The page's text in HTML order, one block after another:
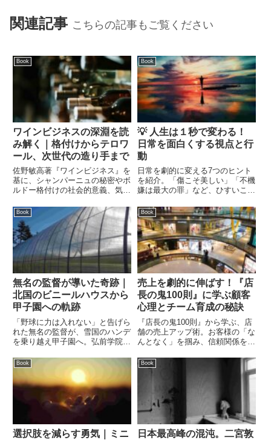
関連記事 こちらの記事もご覧ください
Book
ワインビジネスの深淵を読
み解く｜格付けからテロワ
ール、次世代の造り手まで
佐野敏高著『ワインビジネス』を
基に、シャンパーニュの秘密やボ
ルドー格付けの社会的意義、気候
そして今注目のヴァン・ナチュー
ル（自然派ワイン）までを徹底解
説。ワインの背後にある歴史と経
済を読み解きます。
Book
💡 人生は１秒で変わる！
日常を面白くする視点と行
動
日常を劇的に変える7つのヒント
を紹介。「傷こそ美しい」「不機
嫌は最大の罪」など、ひすいこた
するための視点と行動を解説しま
す。
Book
無名の監督が導いた奇跡｜
北国のビニールハウスから
甲子園への軌跡
「野球に力は入れない」と告げら
れた無名の監督が、雪国のハンデ
を乗り越え甲子園へ。弘前学院聖
督の「凡事徹底」や「リフレーミ
ング」など、ビジネスや人生にも
役立つ逆転の組織論とメンタル術
を解説します。
Book
売上を劇的に伸ばす！『店
長の鬼100則』に学ぶ顧客
心理とチーム育成の秘訣
『店長の鬼100則』から学ぶ、店
舗の売上アップ術。お客様の「な
んとなく」を掴み、信頼関係を築
訣まで、実践的なヒントを解説し
ます。
Book
選択肢を減らす勇気｜ミニ
Book
日本最高峰の混沌。二宮敦